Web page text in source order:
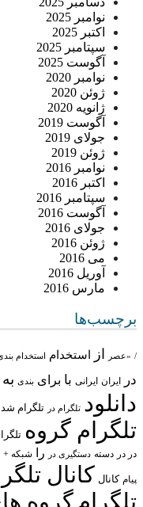
نوامبر 2025
اکتبر 2025
سپتامبر 2025
آگوست 2025
نوامبر 2020
ژوئن 2020
ژانویه 2020
آگوست 2019
جولای 2019
ژوئن 2019
نوامبر 2016
اکتبر 2016
سپتامبر 2016
آگوست 2016
جولای 2016
ژوئن 2016
می 2016
آوریل 2016
مارس 2016
برچسب‌ها
/ «عصر از استخدام استخدام
در
ایران ایرانی با برای بندی به
دانلود تلگرام در تلگرام شد
تلگرام گروه
در در دسته دستگیری در را شبکه +
پیام کانال کانال
تلگرام گروه